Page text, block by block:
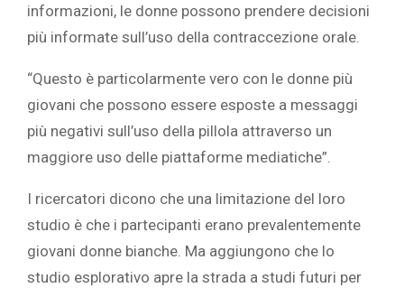
informazioni, le donne possono prendere decisioni
più informate sull’uso della contraccezione orale.
“Questo è particolarmente vero con le donne più
giovani che possono essere esposte a messaggi
più negativi sull’uso della pillola attraverso un
maggiore uso delle piattaforme mediatiche”.
I ricercatori dicono che una limitazione del loro
studio è che i partecipanti erano prevalentemente
giovani donne bianche. Ma aggiungono che lo
studio esplorativo apre la strada a studi futuri per